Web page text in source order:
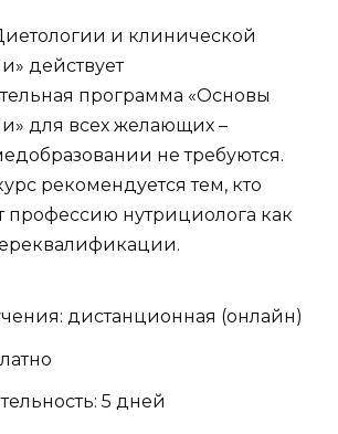
и клинической
действует
программа «Основы
для всех желающих –
не требуются.
рекомендуется тем, кто
профессию нутрициолога как
дистанционная (онлайн)
5 дней